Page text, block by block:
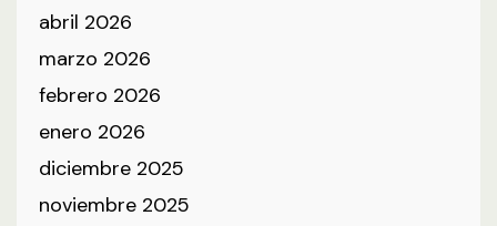
abril 2026
marzo 2026
febrero 2026
enero 2026
diciembre 2025
noviembre 2025